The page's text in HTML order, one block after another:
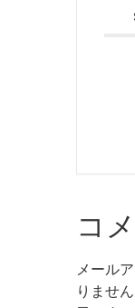
コ
メール
りません